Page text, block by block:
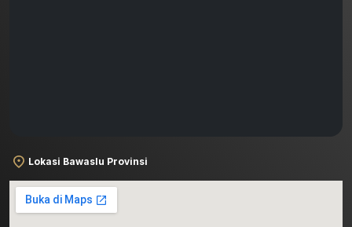
Lokasi Bawaslu Provinsi